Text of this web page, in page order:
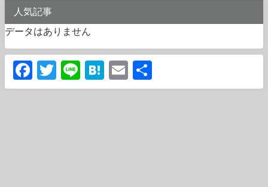
人気記事
データはありません
Facebook
Twitter
LineHatena
Email
有